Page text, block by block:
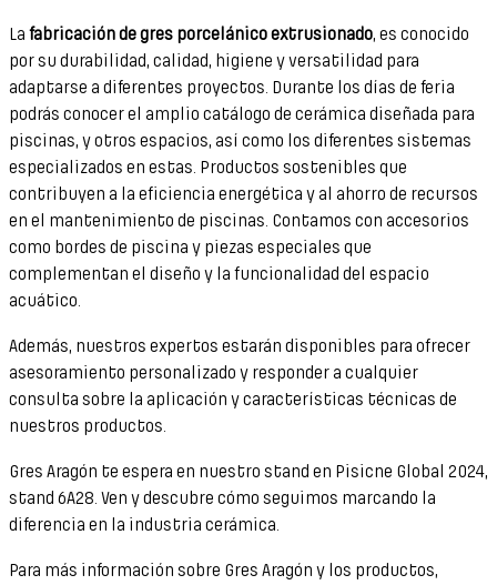
La fabricación de gres porcelánico extrusionado, es conocido
por su durabilidad, calidad, higiene y versatilidad para
adaptarse a diferentes proyectos. Durante los días de feria
podrás conocer el amplio catálogo de cerámica diseñada para
piscinas, y otros espacios, así como los diferentes sistemas
especializados en estas. Productos sostenibles que
contribuyen a la eficiencia energética y al ahorro de recursos
en el mantenimiento de piscinas. Contamos con accesorios
como bordes de piscina y piezas especiales que
complementan el diseño y la funcionalidad del espacio
acuático.
Además, nuestros expertos estarán disponibles para ofrecer
asesoramiento personalizado y responder a cualquier
consulta sobre la aplicación y características técnicas de
nuestros productos.
Gres Aragón te espera en nuestro stand en Pisicne Global 2024,
stand 6A28. Ven y descubre cómo seguimos marcando la
diferencia en la industria cerámica.
Para más información sobre Gres Aragón y los productos,